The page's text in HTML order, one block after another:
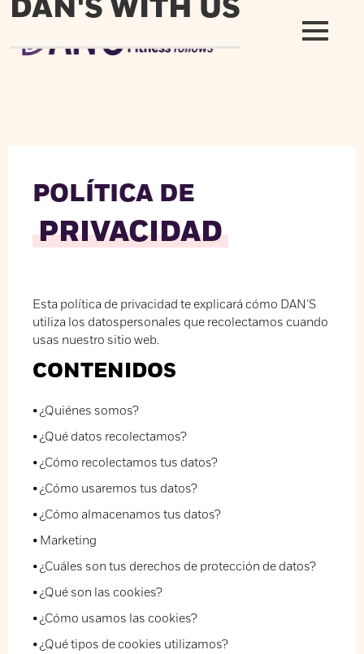
DAN'S WITH US
POLÍTICA DE
PRIVACIDAD
Esta política de privacidad te explicará cómo DAN’S
utiliza los datospersonales que recolectamos cuando
usas nuestro sitio web.
CONTENIDOS
• ¿Quiénes somos?
• ¿Qué datos recolectamos?
• ¿Cómo recolectamos tus datos?
• ¿Cómo usaremos tus datos?
• ¿Cómo almacenamos tus datos?
• Marketing
• ¿Cuáles son tus derechos de protección de datos?
• ¿Qué son las cookies?
• ¿Cómo usamos las cookies?
• ¿Qué tipos de cookies utilizamos?